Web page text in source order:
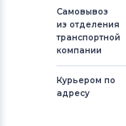
Самовывоз
из отделения
транспортной
компании
Курьером по
адресу